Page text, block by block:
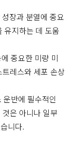
장과 분열에 중요
유지하는 데 도움
중요한 미량 미
레스와 세포 손상
반에 필수적인
은 아니나 일부
니다.